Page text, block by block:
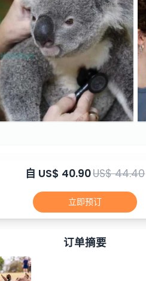
自 US$ 40.90US$ 44.40
立即预订
订单摘要